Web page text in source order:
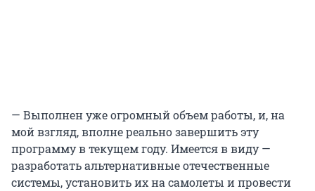
— Выполнен уже огромный объем работы, и, на
мой взгляд, вполне реально завершить эту
программу в текущем году. Имеется в виду —
разработать альтернативные отечественные
системы, установить их на самолеты и провести